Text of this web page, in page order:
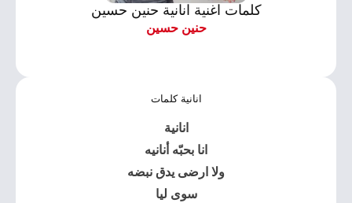
كلمات اغنية انانية حنين حسين
حنين حسين
انانية كلمات
انانية
انا بحبّه أنانيه
ولا ارضى يدق نبضه
سوى ليا